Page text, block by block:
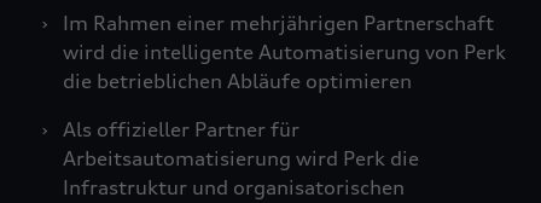
Im Rahmen einer mehrjährigen Partnerschaft
wird die intelligente Automatisierung von Perk
die betrieblichen Abläufe optimieren
Als offizieller Partner für
Arbeitsautomatisierung wird Perk die
Infrastruktur und organisatorischen